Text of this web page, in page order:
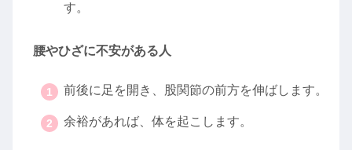
す。
腰やひざに不安がある人
前後に足を開き、股関節の前方を伸ばします。
余裕があれば、体を起こします。